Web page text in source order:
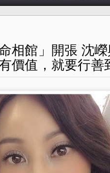
與亞瑟 開春解運談姻緣「要將生命
相館」開張 沈
價值，就要行